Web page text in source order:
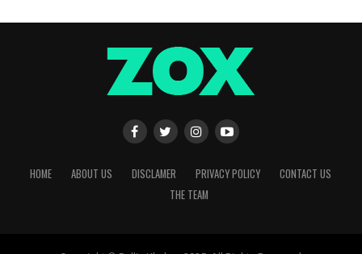
HOME ABOUT US DISCLAMER PRIVACY POLICY
CONTACT US
THE TEAM